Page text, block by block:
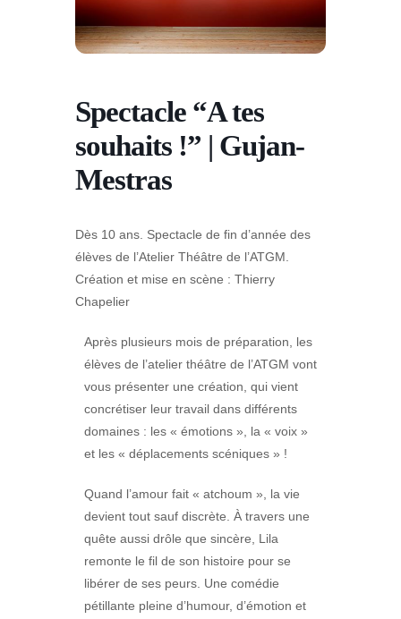
Spectacle “A tes
souhaits !” | Gujan-
Mestras
Dès 10 ans. Spectacle de fin d’année des
élèves de l’Atelier Théâtre de l’ATGM.
Création et mise en scène : Thierry
Chapelier
Après plusieurs mois de préparation, les
élèves de l’atelier théâtre de l’ATGM vont
vous présenter une création, qui vient
concrétiser leur travail dans différents
domaines : les « émotions », la « voix »
et les « déplacements scéniques » !
Quand l’amour fait « atchoum », la vie
devient tout sauf discrète. À travers une
quête aussi drôle que sincère, Lila
remonte le fil de son histoire pour se
libérer de ses peurs. Une comédie
pétillante pleine d’humour, d’émotion et